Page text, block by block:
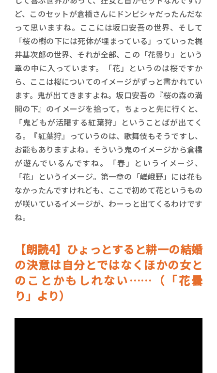
ど、このセットが倉橋さんにドンピシャだったんだな
って思いますね。ここには坂口安吾の世界、そして
「桜の樹の下には死体が埋まっている」っていった梶
井基次郎の世界、それが全部、この「花曇り」という
章の中に入っています。「花」というのは桜ですか
ら、ここは桜についてのイメージがずっと書かれてい
ます。鬼が出てきますよね。坂口安吾の『桜の森の満
開の下』のイメージを拾って。ちょっと先に行くと、
「鬼どもが活躍する紅葉狩」ということばが出てく
る。『紅葉狩』っていうのは、歌舞伎もそうですし、
お能もありますよね。そういう鬼のイメージから倉橋
が遊んでいるんですね。「春」というイメージ、
「花」というイメージ。第一章の「嵯峨野」には花も
なかったんですけれども、ここで初めて花というもの
が咲いているイメージが、わーっと出てくるわけです
ね。
【朗読4】ひょっとすると耕一の結婚
の決意は自分とではなくほかの女と
のことかもしれない……（「花曇
り」より）